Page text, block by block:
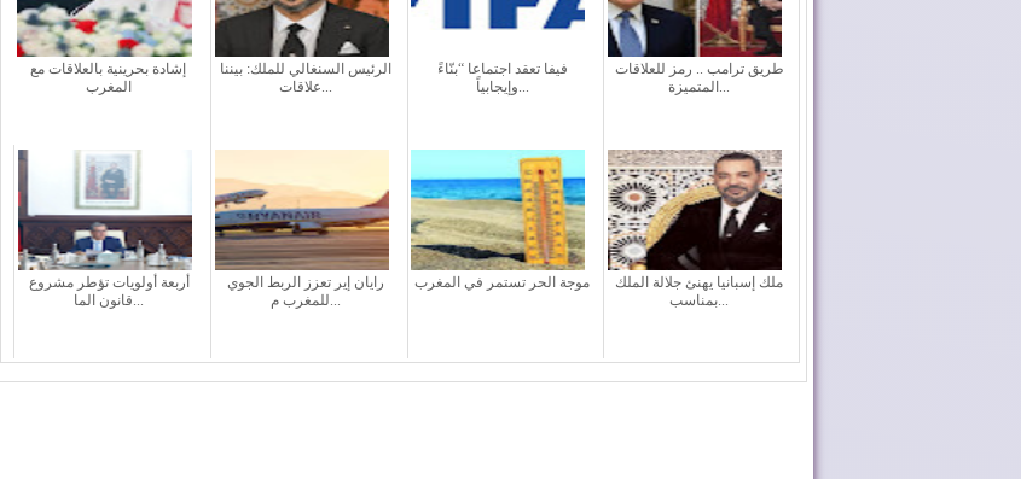
إشادة بحرينية بالعلاقات مع
المغرب
الرئيس السنغالي للملك: بيننا
علاقات...
فيفا تعقد اجتماعا “بنّاءً
وإيجابياً...
طريق ترامب .. رمز للعلاقات
المتميزة...
أربعة أولويات تؤطر مشروع
قانون الما...
رايان إير تعزز الربط الجوي
للمغرب م...
موجة الحر تستمر في المغرب
ملك إسبانيا يهنئ جلالة الملك
بمناسب...